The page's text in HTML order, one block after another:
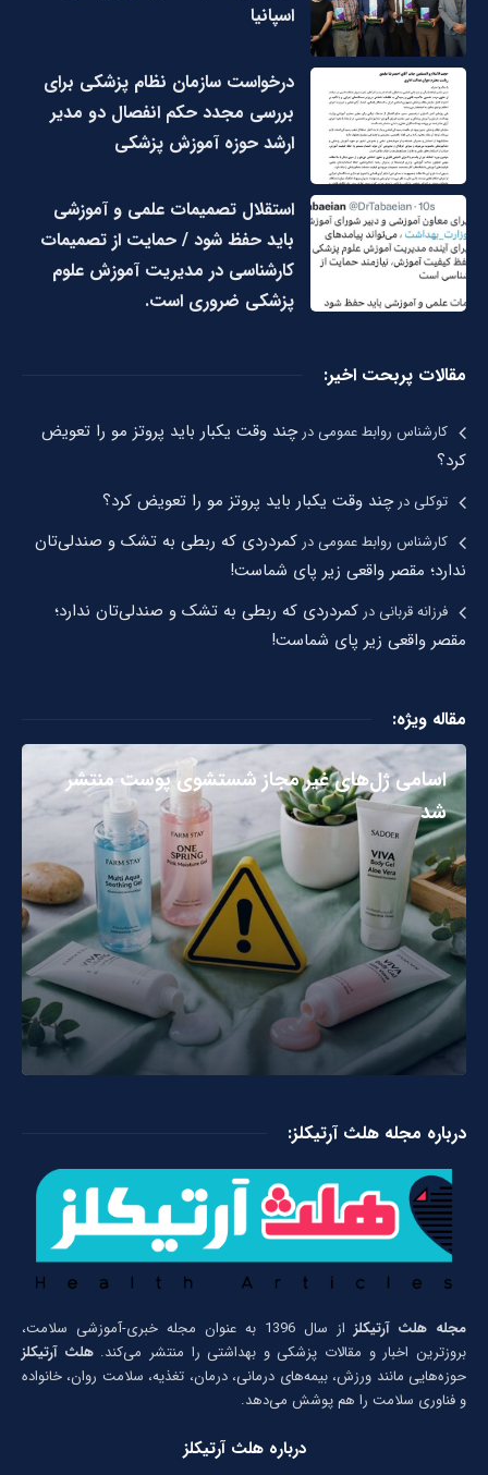
اسپانیا
درخواست سازمان نظام پزشکی برای
بررسی مجدد حکم انفصال دو مدیر
ارشد حوزه آموزش پزشکی
استقلال تصمیمات علمی و آموزشی
باید حفظ شود / حمایت از تصمیمات
کارشناسی در مدیریت آموزش علوم
پزشکی ضروری است.
مقالات پربحت اخیر:
کارشناس روابط عمومیدرچند وقت یکبار باید پروتز مو را تعویض
کرد؟
توکلیدرچند وقت یکبار باید پروتز مو را تعویض کرد؟
کارشناس روابط عمومیدر کمردردی که ربطی به تشک و صندلی‌تان
ندارد؛ مقصر واقعی زیر پای شماست!
فرزانه قربانیدر کمردردی که ربطی به تشک و صندلی‌تان ندارد؛
مقصر واقعی زیر پای شماست!
مقاله ویژه:
اسامی ژل‌های غیر مجاز شستشوی پوست منتشر
شد
درباره مجله هلث آرتیکلز:
مجله هلث آرتیکلز
از سال 1396 به عنوان مجله خبری-آموزشی سلامت،
بروزترین اخبار و مقالات پزشکی و بهداشتی را منتشر می‌کند.هلث آرتیکلز
حوزه‌هایی مانند ورزش، بیمه‌های درمانی، درمان، تغذیه، سلامت روان، خانواده
و فناوری سلامت را هم پوشش می‌دهد.
درباره هلث آرتیکلز